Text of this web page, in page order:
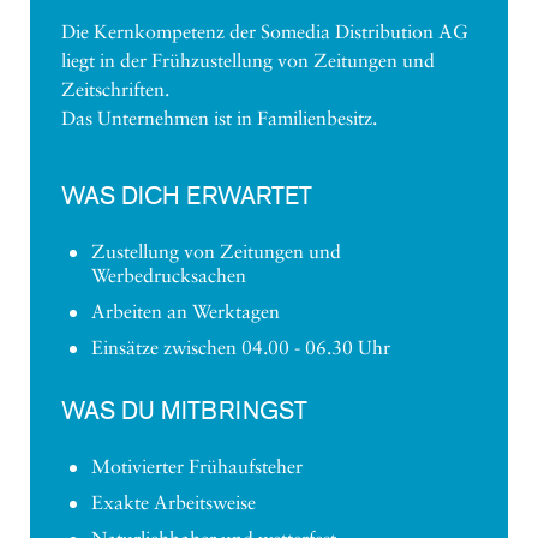
Die Kernkompetenz der Somedia Distribution AG
liegt in der Frühzustellung von Zeitungen und
Zeitschriften.
Das Unternehmen ist in Familienbesitz.
WAS DICH ERWARTET
Zustellung von Zeitungen und
Werbedrucksachen
Arbeiten an Werktagen
Einsätze zwischen 04.00 - 06.30 Uhr
WAS DU MITBRINGST
Motivierter Frühaufsteher
Exakte Arbeitsweise